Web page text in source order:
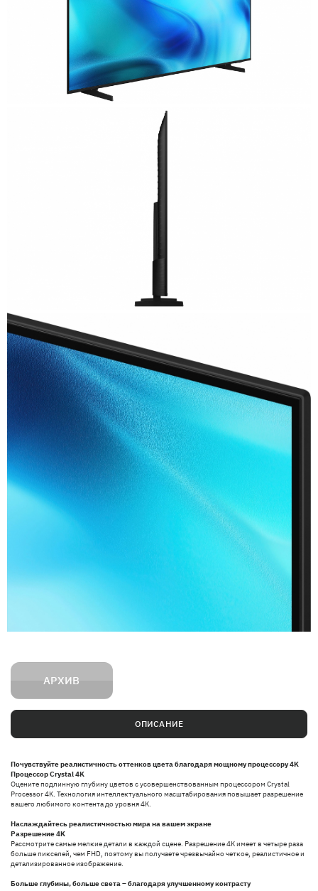
АРХИВ
ОПИСАНИЕ
Почувствуйте реалистичность оттенков цвета благодаря мощному процессору 4K
Процессор Crystal 4K
Оцените подлинную глубину цветов с усовершенствованным процессором Crystal
Processor 4K. Технология интеллектуального масштабирования повышает разрешение
вашего любимого контента до уровня 4K.
Наслаждайтесь реалистичностью мира на вашем экране
Разрешение 4K
Рассмотрите самые мелкие детали в каждой сцене. Разрешение 4K имеет в четыре раза
больше пикселей, чем FHD, поэтому вы получаете чрезвычайно четкое, реалистичное и
детализированное изображение.
Больше глубины, больше света – благодаря улучшенному контрасту